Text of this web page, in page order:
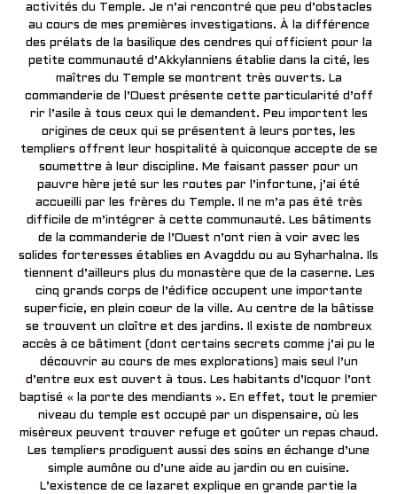
activités du Temple. Je n’ai rencontré que peu d’obstacles
au cours de mes premières investigations. À la différence
des prélats de la basilique des cendres qui officient pour la
petite communauté d’Akkylanniens établie dans la cité, les
maîtres du Temple se montrent très ouverts. La
commanderie de l’Ouest présente cette particularité d’off
rir l’asile à tous ceux qui le demandent. Peu importent les
origines de ceux qui se présentent à leurs portes, les
templiers offrent leur hospitalité à quiconque accepte de se
soumettre à leur discipline. Me faisant passer pour un
pauvre hère jeté sur les routes par l’infortune, j’ai été
accueilli par les frères du Temple. Il ne m’a pas été très
difficile de m’intégrer à cette communauté. Les bâtiments
de la commanderie de l’Ouest n’ont rien à voir avec les
solides forteresses établies en Avagddu ou au Syharhalna. Ils
tiennent d’ailleurs plus du monastère que de la caserne. Les
cinq grands corps de l’édifice occupent une importante
superficie, en plein coeur de la ville. Au centre de la bâtisse
se trouvent un cloître et des jardins. Il existe de nombreux
accès à ce bâtiment (dont certains secrets comme j’ai pu le
découvrir au cours de mes explorations) mais seul l’un
d’entre eux est ouvert à tous. Les habitants d’Icquor l’ont
baptisé « la porte des mendiants ». En effet, tout le premier
niveau du temple est occupé par un dispensaire, où les
miséreux peuvent trouver refuge et goûter un repas chaud.
Les templiers prodiguent aussi des soins en échange d’une
simple aumône ou d’une aide au jardin ou en cuisine.
L’existence de ce lazaret explique en grande partie la